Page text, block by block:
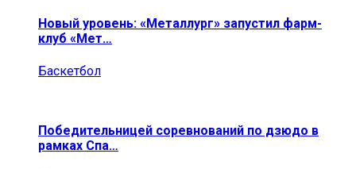
Новый уровень: «Металлург» запустил фарм-
клуб «Мет…
Баскетбол
Победительницей соревнований по дзюдо в
рамках Спа…